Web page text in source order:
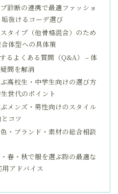
診断の連携で最適ファッショ
抜けるコーデ選び
タイプ（他骨格混合）のため
体型への具体策
るよくある質問（Q&A） – 体
問を解消
高校生・中学生向けの選び方
世代のポイント
メンズ・男性向けのスタイル
コツ
・ブランド・素材の総合相談
春・秋で服を選ぶ際の最適な
アドバイス